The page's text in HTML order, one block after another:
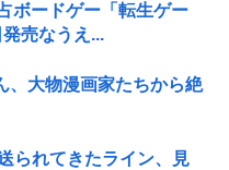
ボードゲー「転生ゲー
売なうえ...
、大物漫画家たちから絶
られてきたライン、見